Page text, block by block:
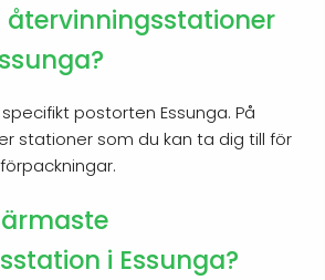
återvinningsstationer
postorten Essunga. På
stationer som du kan ta dig till för
i Essunga?